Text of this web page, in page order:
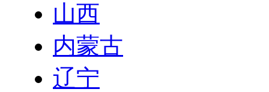
山西
内蒙古
辽宁